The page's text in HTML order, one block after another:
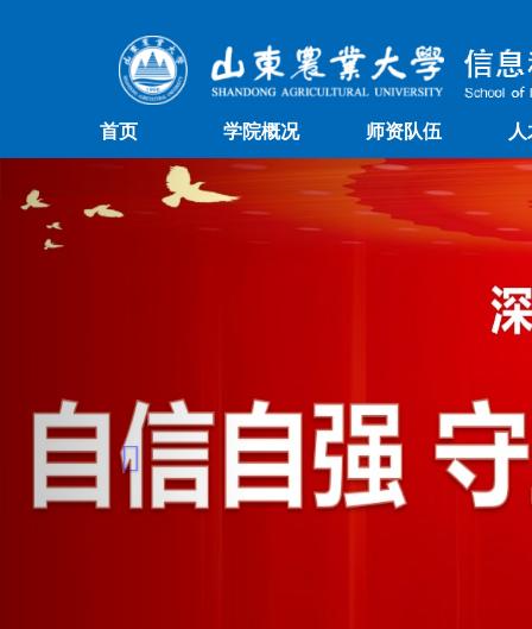
首页 学院概况 师资队伍
Previous